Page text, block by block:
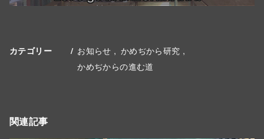
カテゴリー お知らせ
かめぢから研究
かめぢからの進む道
関連記事